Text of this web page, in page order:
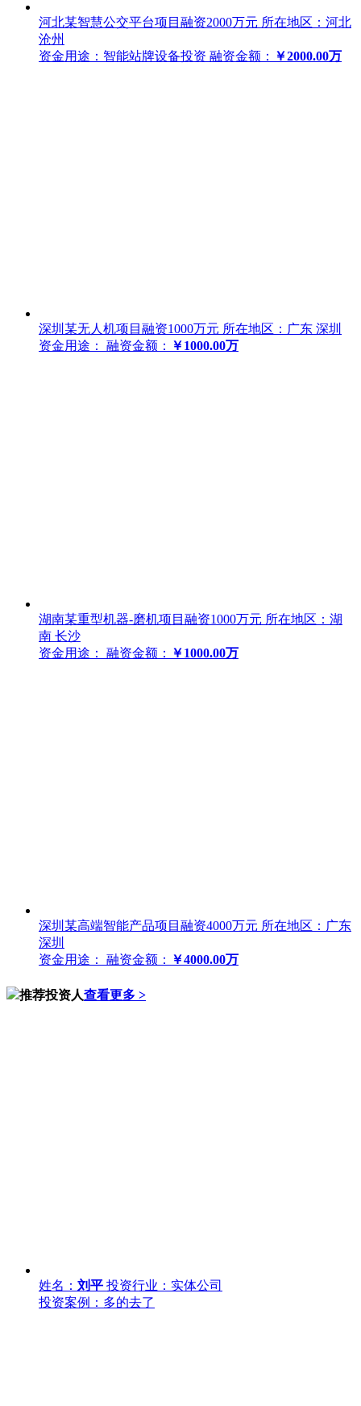
河北某智慧公交平台项目融资2000万元 所在地区：河北
沧州
资金用途：智能站牌设备投资 融资金额： ￥2000.00万
深圳某无人机项目融资1000万元 所在地区：广东 深圳
资金用途：
融资金额： ￥1000.00万
湖南某重型机器-磨机项目融资1000万元 所在地区：湖
南 长沙
资金用途：
融资金额： ￥1000.00万
深圳某高端智能产品项目融资4000万元 所在地区：广东
深圳
资金用途：
融资金额： ￥4000.00万
推荐投资人查看更多 >
姓名： 刘平 投资行业：实体公司
投资案例：多的去了